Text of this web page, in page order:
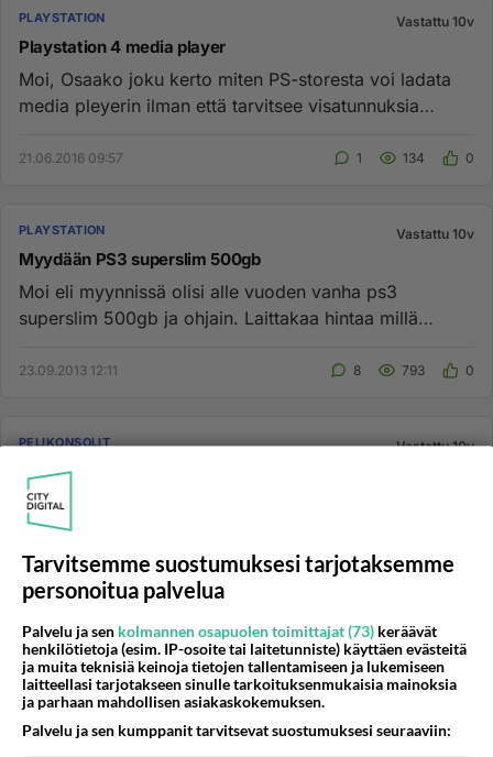
PLAYSTATION Vastattu 10v
Playstation 4 media player
Moi, Osaako joku kerto miten PS-storesta voi ladata
media pleyerin ilman että tarvitsee visatunnuksia
21.06.2016 09:57 1 134 0
PLAYSTATION Vastattu 10v
Myydään PS3 superslim 500gb
Moi eli myynnissä olisi alle vuoden vanha ps3
superslim 500gb ja ohjain. Laittakaa hintaa millä
23.09.2013 12:11 8 793 0
PELIKONSOLIT Vastattu 10v
Crash Bash PS1 UUSI MUOVEISSA (Platinum)
Jos jotain kiinnostaisi ostaa 40 e (sisältäen postikulut)
niin voi laittaa viestiä palstalle ja voin ilmoittaa
sähköpost...
05.04.2012 17:23
PELIKONSOLIT Vastattu 10v
psp vita
tarttisin tietoo konsolista ku oon nii tyhymä... elikkäs
minä päivänä se julkastaan ja onko se hyvä ees se
Tarvitsemme suostumuksesi tarjotaksemme
personoitua palvelua
Palvelu ja sen kolmannen osapuolen toimittajat (73) keräävät
henkilötietoja (esim. IP-osoite tai laitetunniste) käyttäen evästeitä
ja muita teknisiä keinoja tietojen tallentamiseen ja lukemiseen
laitteellasi tarjotakseen sinulle tarkoituksenmukaisia mainoksia
ja parhaan mahdollisen asiakaskokemuksen.
Palvelu ja sen kumppanit tarvitsevat suostumuksesi seuraaviin: